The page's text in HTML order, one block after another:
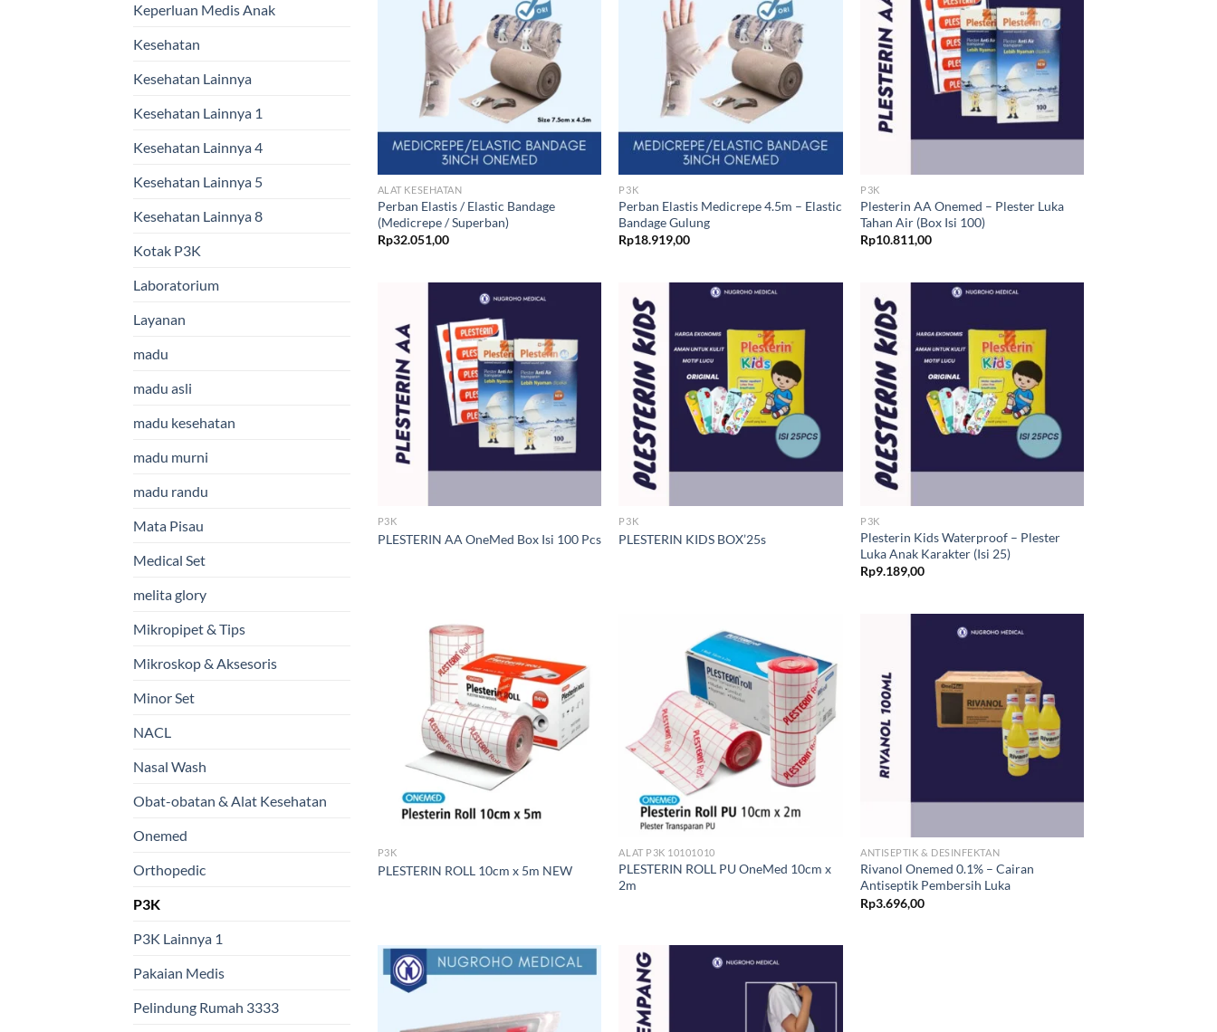
Keperluan Medis Anak
Kesehatan
Kesehatan Lainnya
Kesehatan Lainnya 1
Kesehatan Lainnya 4
Kesehatan Lainnya 5
Kesehatan Lainnya 8
Kotak P3K
Laboratorium
Layanan
madu
madu asli
madu kesehatan
madu murni
madu randu
Mata Pisau
Medical Set
melita glory
Mikropipet & Tips
Mikroskop & Aksesoris
Minor Set
NACL
Nasal Wash
Obat-obatan & Alat Kesehatan
Onemed
Orthopedic
P3K
P3K Lainnya 1
Pakaian Medis
Pelindung Rumah 3333
ALAT KESEHATAN
Perban Elastis / Elastic Bandage
(Medicrepe / Superban)
Rp32.051,00
P3K
Perban Elastis Medicrepe 4.5m – Elastic
Bandage Gulung
Rp18.919,00
P3K
Plesterin AA Onemed – Plester Luka
Tahan Air (Box Isi 100)
Rp10.811,00
P3K
PLESTERIN AA OneMed Box Isi 100 Pcs
P3K
PLESTERIN KIDS BOX’25s
P3K
Plesterin Kids Waterproof – Plester
Luka Anak Karakter (Isi 25)
Rp9.189,00
P3K
PLESTERIN ROLL 10cm x 5m NEW
ALAT P3K 10101010
PLESTERIN ROLL PU OneMed 10cm x
2m
ANTISEPTIK & DESINFEKTAN
Rivanol Onemed 0.1% – Cairan
Antiseptik Pembersih Luka
Rp3.696,00